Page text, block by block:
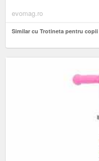
evomag.ro
Similar cu Trotineta pentru